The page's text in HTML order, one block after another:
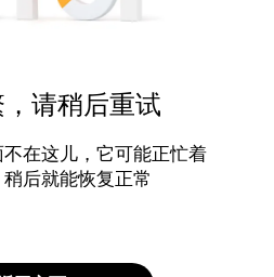
请稍后重试
在这儿，它可能正忙着
后就能恢复正常